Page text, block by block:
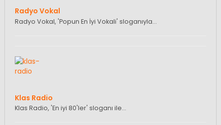
Radyo Vokal
Radyo Vokal, 'Popun En İyi Vokali' sloganıyla…
Klas Radio
Klas Radio, 'En iyi 80'ler' sloganı ile…